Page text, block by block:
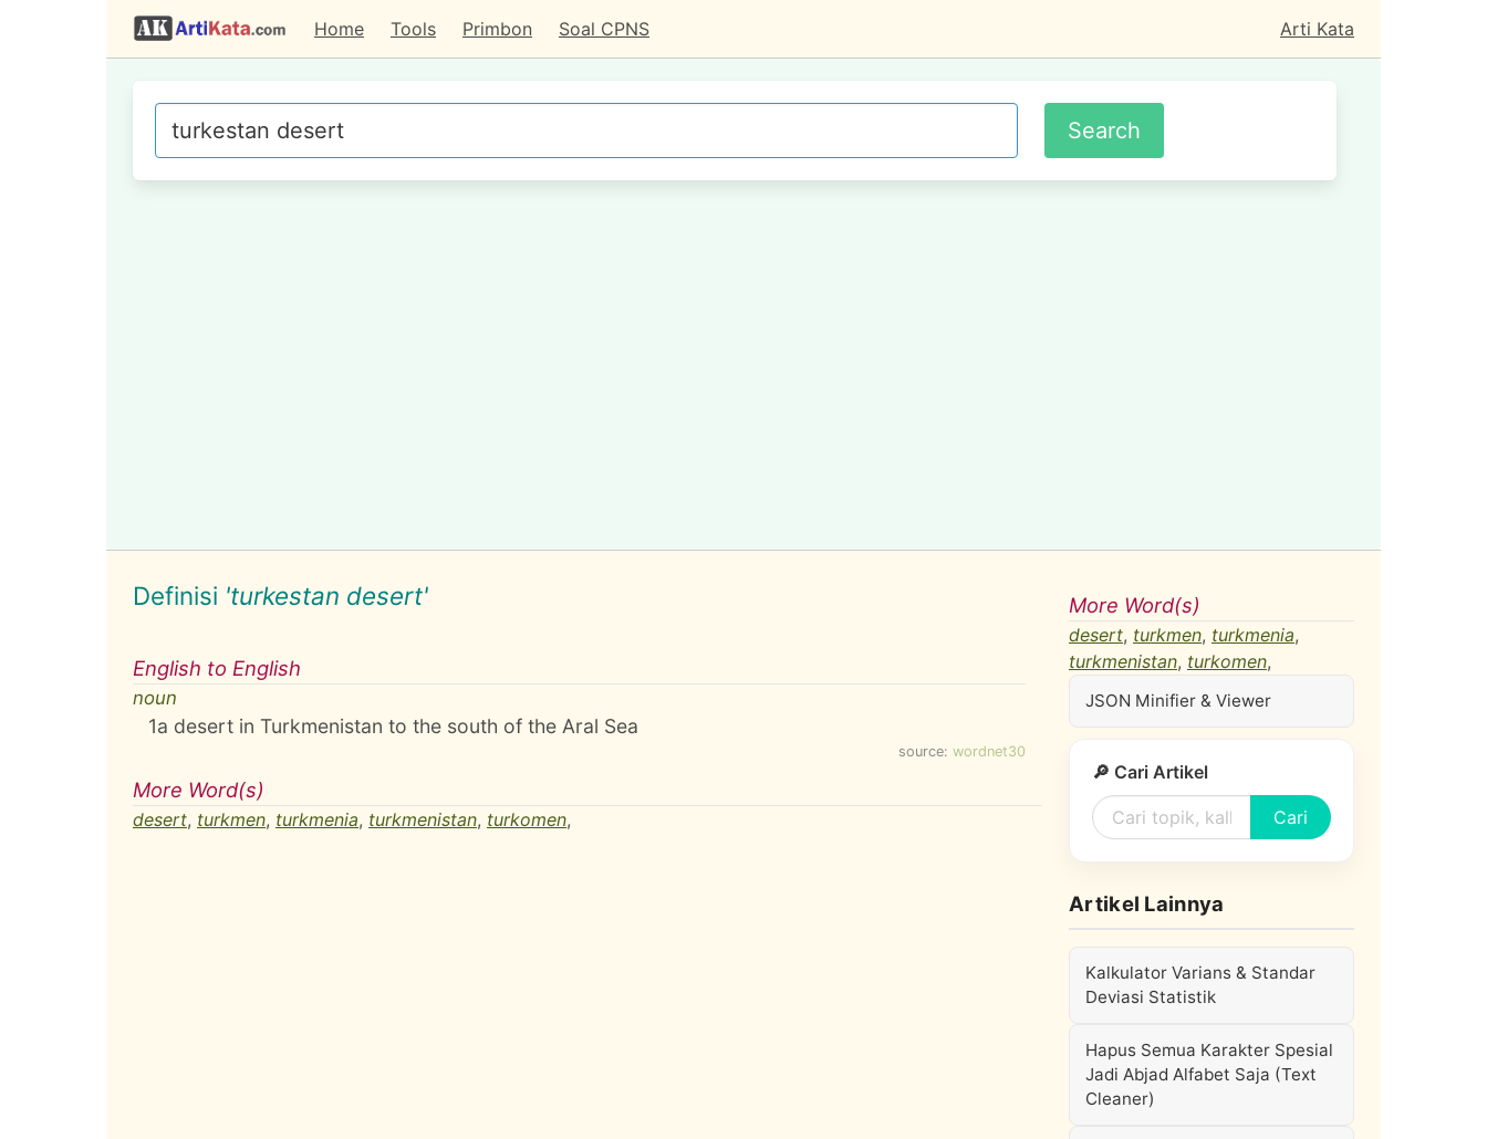
Home Tools Primbon Soal CPNS Arti Kata
Definisi 'turkestan desert'
English to English
noun
1a desert in Turkmenistan to the south of the Aral Sea
source: wordnet30
More Word(s)
desert, turkmen, turkmenia, turkmenistan, turkomen,
More Word(s)
desert, turkmen, turkmenia,
turkmenistan, turkomen,
JSON Minifier & Viewer
🔎 Cari Artikel
Cari
Artikel Lainnya
Kalkulator Varians & Standar
Deviasi Statistik
Hapus Semua Karakter Spesial
Jadi Abjad Alfabet Saja (Text
Cleaner)